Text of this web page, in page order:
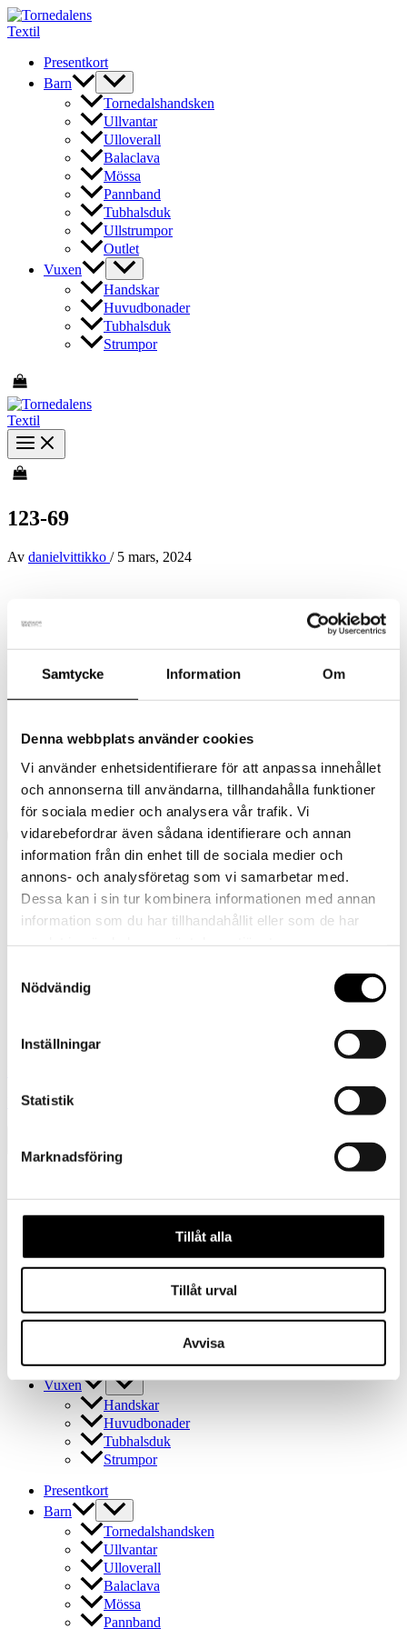
Samtycke Information Om
Denna webbplats använder cookies
Vi använder enhetsidentifierare för att anpassa innehållet
och annonserna till användarna, tillhandahålla funktioner
för sociala medier och analysera vår trafik. Vi
vidarebefordrar även sådana identifierare och annan
information från din enhet till de sociala medier och
annons- och analysföretag som vi samarbetar med.
Dessa kan i sin tur kombinera informationen med annan
information som du har tillhandahållit eller som de har
Nödvändig
Inställningar
Statistik
Marknadsföring
Tillåt alla
Tillåt urval
Avvisa
Hoppa
till
Presentkort
Barn
Tornedalshandsken
Ullvantar
Ulloverall
Balaclava
Mössa
Pannband
Tubhalsduk
Ullstrumpor
Outlet
Vuxen
Handskar
Huvudbonader
Tubhalsduk
Strumpor
123-69
Av danielvittikko / 5 mars, 2024
Ullvotter – Blå
Barn
Tornedalshandsken
Ulloverall
Balaclava
Pannband
Outlet
Vuxen
Handskar
Huvudbonader
Tubhalsduk
Strumpor
Presentkort
Barn
Tornedalshandsken
Ullvantar
Ulloverall
Balaclava
Mössa
Pannband